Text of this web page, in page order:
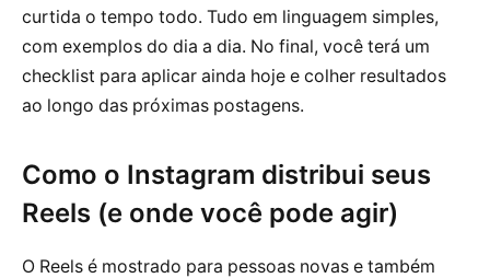
curtida o tempo todo. Tudo em linguagem simples,
com exemplos do dia a dia. No final, você terá um
checklist para aplicar ainda hoje e colher resultados
ao longo das próximas postagens.
Como o Instagram distribui seus
Reels (e onde você pode agir)
O Reels é mostrado para pessoas novas e também